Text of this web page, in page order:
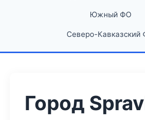
Южный ФО
Северо-Кавказский
Город